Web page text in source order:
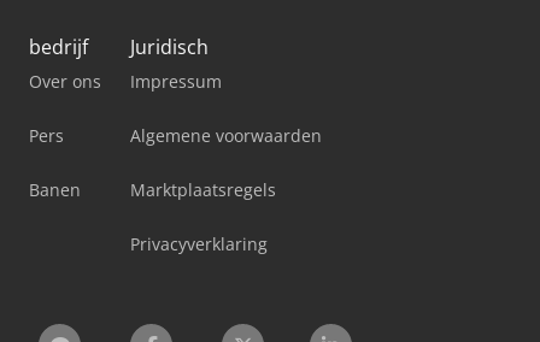
bedrijf
Over ons
Pers
Banen
Juridisch
Impressum
Algemene voorwaarden
Marktplaatsregels
Privacyverklaring